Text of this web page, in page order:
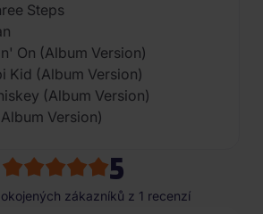
Steps
On (Album Version)
Kid (Album Version)
(Album Version)
Version)
5
zákazníků z 1 recenzí